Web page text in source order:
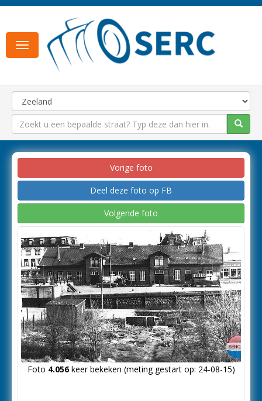
Toggle
navigation
Vorige foto
Deel deze foto op FB
Volgende foto
Foto 4.056keer bekeken (meting gestart op: 24-08-15)